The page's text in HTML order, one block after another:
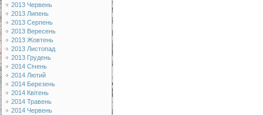
2013 Червень
2013 Липень
2013 Серпень
2013 Вересень
2013 Жовтень
2013 Листопад
2013 Грудень
2014 Січень
2014 Лютий
2014 Березень
2014 Квітень
2014 Травень
2014 Червень